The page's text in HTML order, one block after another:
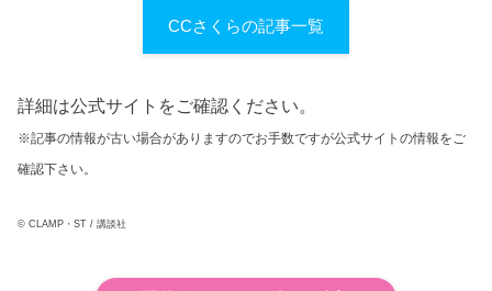
CCさくらの記事一覧
詳細は公式サイトをご確認ください。
※記事の情報が古い場合がありますのでお手数ですが公式サイトの情報をご
確認下さい。
© CLAMP・ST / 講談社